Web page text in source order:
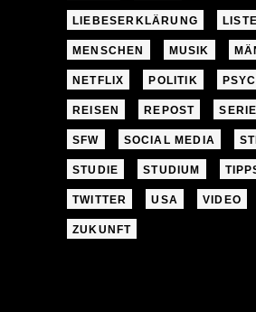
LIEBESERKLÄRUNG LISTE
MENSCHEN MUSIK
NETFLIX POLITIK
REISEN REPOST
SFW SOCIAL MEDIA
STUDIE STUDIUM
TWITTER USA VIDEO
ZUKUNFT